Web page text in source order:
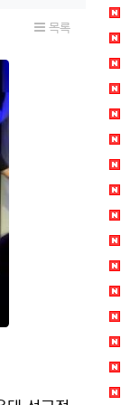
목록